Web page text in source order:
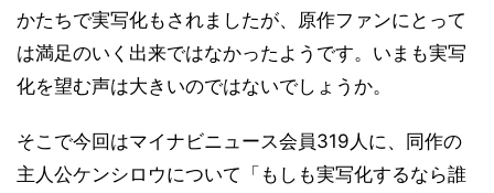
かたちで実写化もされましたが、原作ファンにとって
は満足のいく出来ではなかったようです。いまも実写
化を望む声は大きいのではないでしょうか。
そこで今回はマイナビニュース会員319人に、同作の
主人公ケンシロウについて「もしも実写化するなら誰